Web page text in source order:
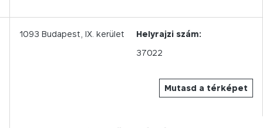
Mutasd a térképet
1093 Budapest, IX. kerület
Helyrajzi szám:
37022